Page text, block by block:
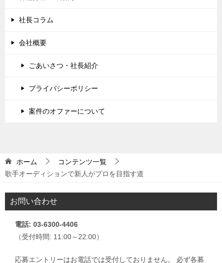
社長コラム
会社概要
ごあいさつ・社長紹介
プライバシーポリシー
案件のオファーについて
ホーム
コンテンツ一覧
歌手オーディションで新人がプロを目指す道
お問い合わせ
電話: 03-6300-4406
（受付時間: 11:00～22:00）
応募エントリーはお電話では受付しておりません。 必ず各募